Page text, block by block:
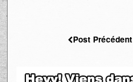
Post Précédent